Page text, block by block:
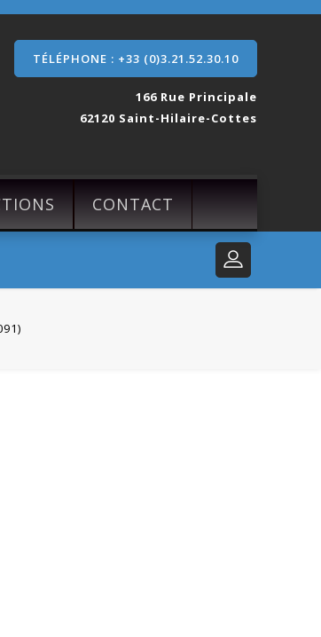
TÉLÉPHONE : +33 (0)3.21.52.30.10
166 Rue Principale
62120 Saint-Hilaire-Cottes
CONTACT